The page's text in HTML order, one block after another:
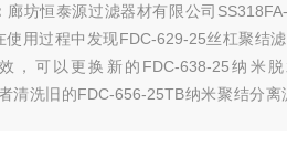
廊坊恒泰源过滤器材有限公司
使用过程中发现FDC-629-25丝杠聚结
，可以更换新的FDC-638-25纳米脱
清洗旧的FDC-656-25TB纳米聚结分离